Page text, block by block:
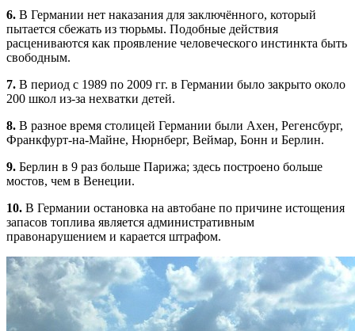
6. В Германии нет наказания для заключённого, который
пытается сбежать из тюрьмы. Подобные действия
расцениваются как проявление человеческого инстинкта быть
свободным.
7. В период с 1989 по 2009 гг. в Германии было закрыто около
200 школ из-за нехватки детей.
8. В разное время столицей Германии были Ахен, Регенсбург,
Франкфурт-на-Майне, Нюрнберг, Веймар, Бонн и Берлин.
9. Берлин в 9 раз больше Парижа; здесь построено больше
мостов, чем в Венеции.
10. В Германии остановка на автобане по причине истощения
запасов топлива является административным
правонарушением и карается штрафом.